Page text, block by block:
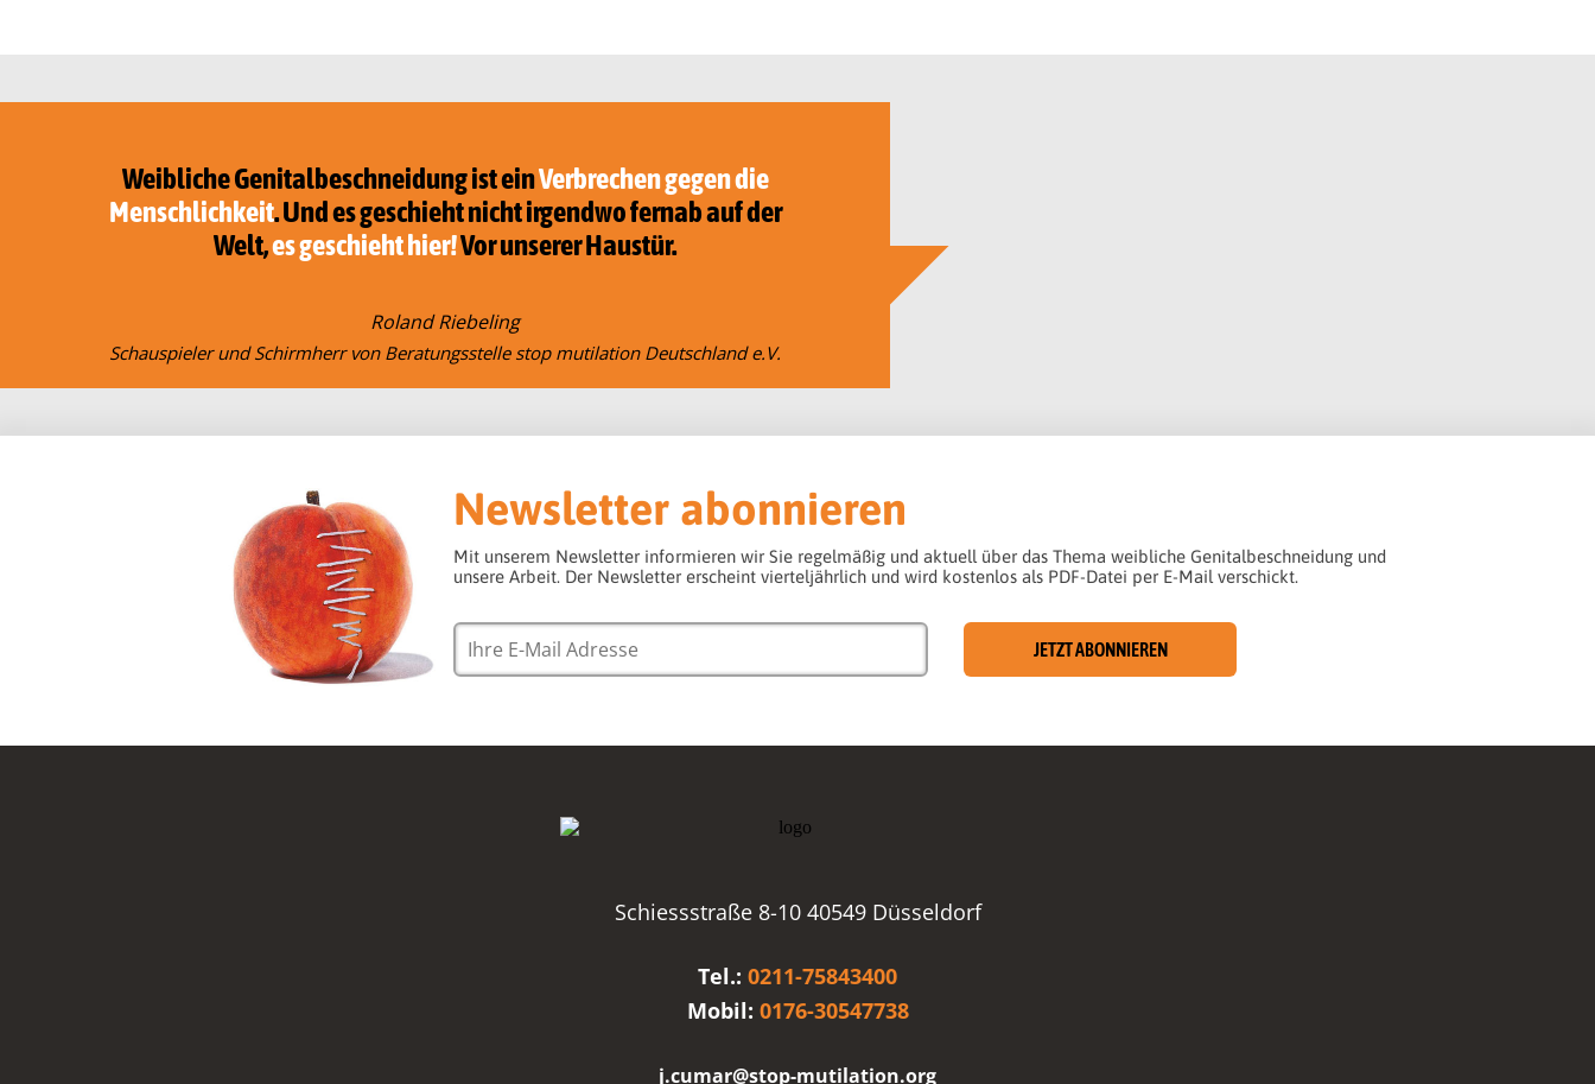
Weibliche Genitalbeschneidung ist einVerbrechen gegen die
Menschlichkeit. Und es geschieht nicht irgendwo fernab auf der
Welt,es geschieht hier!Vor unserer Haustür.
Roland Riebeling
Schauspieler und Schirmherr von Beratungsstelle stop mutilation Deutschland e.V.
Newsletter abonnieren
Mit unserem Newsletter informieren wir Sie regelmäßig und aktuell über das Thema weibliche Genitalbeschneidung und
unsere Arbeit. Der Newsletter erscheint vierteljährlich und wird kostenlos als PDF-Datei per E-Mail verschickt.
JETZT ABONNIEREN
Schiessstraße 8-10 40549 Düsseldorf
Tel.: 0211-75843400
Mobil: 0176-30547738
j.cumar@stop-mutilation.org